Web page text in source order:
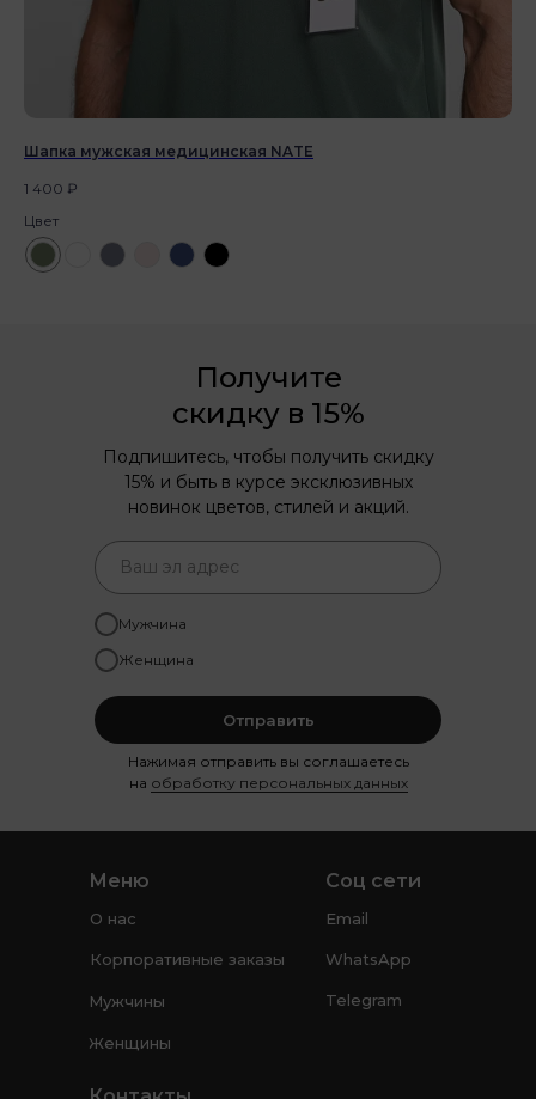
Шапка мужская медицинская NATE
1 400 ₽
Цвет
Получите
скидку в 15%
Нажимая отправить вы соглашаетесь
на обработку персональных данных
Подпишитесь, чтобы получить скидку
15% и быть в курсе эксклюзивных
новинок цветов, стилей и акций.
Мужчина
Женщина
Отправить
Telegram
Email
WhatsApp
Корпоративные заказы
О нас
Женщины
Мужчины
Соц сети
Меню